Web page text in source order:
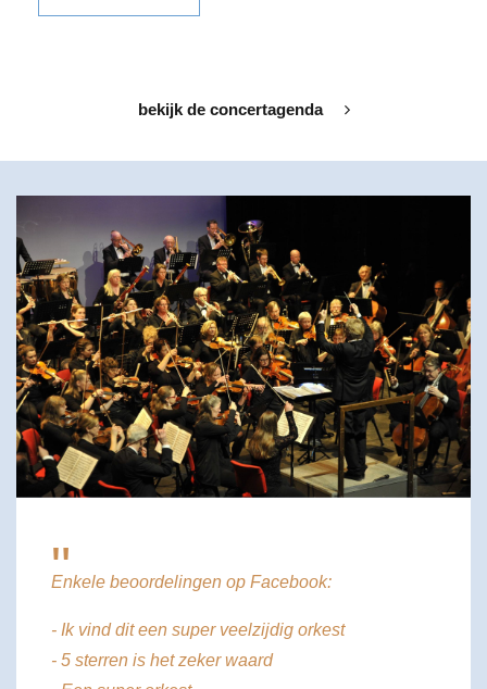
bekijk de concertagenda
"
Enkele beoordelingen op Facebook:
- Ik vind dit een super veelzijdig orkest
- 5 sterren is het zeker waard